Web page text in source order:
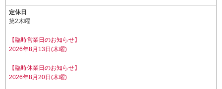
定休日
第2木曜
【臨時営業日のお知らせ】
2026年8月13日(木曜)
【臨時休業日のお知らせ】
2026年8月20日(木曜)